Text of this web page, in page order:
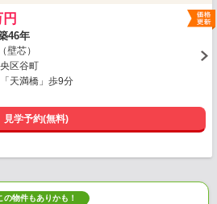
46年
壁芯）
区谷町
天満橋」歩9分
見学予約(無料)
の物件もありかも！